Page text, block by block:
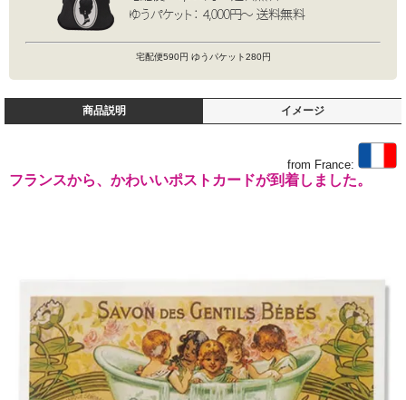
宅配便590円 ゆうパケット280円
商品説明 イメージ
from France:
フランスから、かわいいポストカードが到着しました。